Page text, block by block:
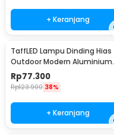
+ Keranjang
TaffLED Lampu Dinding Hias
Outdoor Modern Aluminium
6W Warm White - MSL022
Rp77.300
Rp123.900 38%
+ Keranjang